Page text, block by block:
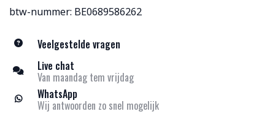
btw-nummer: BE0689586262
Veelgestelde vragen
Live chat
Van maandag tem vrijdag
WhatsApp
Wij antwoorden zo snel mogelijk